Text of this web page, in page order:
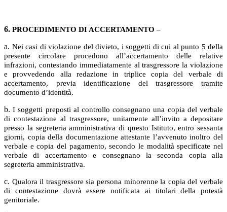
6. PROCEDIMENTO DI ACCERTAMENTO –
a. Nei casi di violazione del divieto, i soggetti di cui al punto 5 della
presente circolare procedono all’accertamento delle relative
infrazioni, contestando immediatamente al trasgressore la violazione
e provvedendo alla redazione in triplice copia del verbale di
accertamento, previa identificazione del trasgressore tramite
documento d’identità.
b.I soggetti preposti al controllo consegnano una copia del verbale
di contestazione al trasgressore, unitamente all’invito a depositare
presso la segreteria amministrativa di questo Istituto, entro sessanta
giorni, copia della documentazione attestante l’avvenuto inoltro del
verbale e copia del pagamento, secondo le modalità specificate nel
verbale di accertamento e consegnano la seconda copia alla
segreteria amministrativa.
c. Qualora il trasgressore sia persona minorenne la copia del verbale
di contestazione dovrà essere notificata ai titolari della potestà
genitoriale.